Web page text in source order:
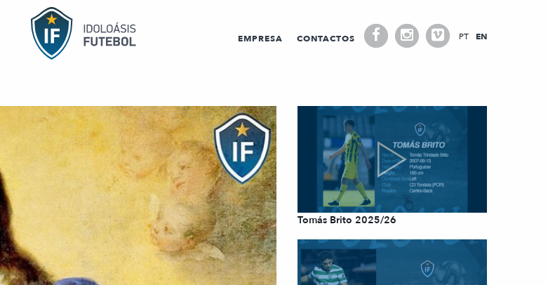
EMPRESA CONTACTOS PT EN
Tomás Brito 2025/26